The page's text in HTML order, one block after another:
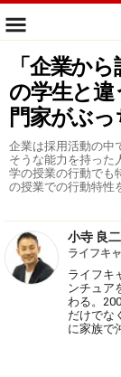
「企業か
の学生と違
門家がぶ
企業は採用活動の中
そうな能力を持った
学の授業の行動でも
の授業での行動特性
小寺 良二
ライフキ
ライフキ
ンチュア
わる。
だけでな
に家族で